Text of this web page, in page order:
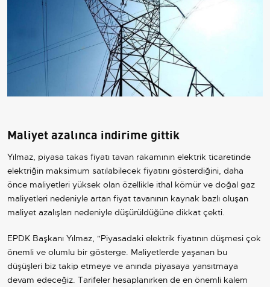
Maliyet azalınca indirime gittik
Yılmaz, piyasa takas fiyatı tavan rakamının elektrik ticaretinde
elektriğin maksimum satılabilecek fiyatını gösterdiğini, daha
önce maliyetleri yüksek olan özellikle ithal kömür ve doğal gaz
maliyetleri nedeniyle artan fiyat tavanının kaynak bazlı oluşan
maliyet azalışları nedeniyle düşürüldüğüne dikkat çekti.
EPDK Başkanı Yılmaz, "Piyasadaki elektrik fiyatının düşmesi çok
önemli ve olumlu bir gösterge. Maliyetlerde yaşanan bu
düşüşleri biz takip etmeye ve anında piyasaya yansıtmaya
devam edeceğiz. Tarifeler hesaplanırken de en önemli kalem